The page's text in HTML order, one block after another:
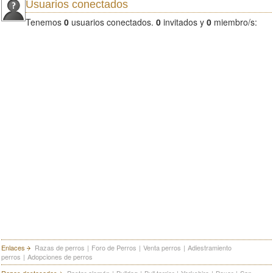
Usuarios conectados
Tenemos 0 usuarios conectados. 0 invitados y 0 miembro/s:
Enlaces Razas de perros | Foro de Perros | Venta perros | Adiestramiento
perros | Adopciones de perros